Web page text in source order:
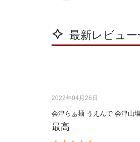
最新レビュー
2022年04月26日
会津らぁ麺 うえんで 会津山
最高